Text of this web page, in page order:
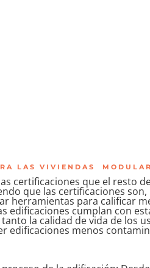
LAS VIVIENDAS
certificaciones que el resto
que las certificaciones
herramientas para calificar
edificaciones cumplan con
la calidad de vida de los
edificaciones menos